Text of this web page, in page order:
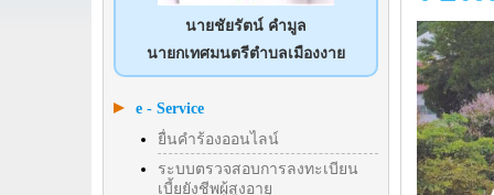
นายชัยรัตน์ คำมูล
นายกเทศมนตรีตำบลเมืองงาย
e - Service
ยื่นคำร้องออนไลน์
ระบบตรวจสอบการลงทะเบียน
เบี้ยยังชีพผู้สูงอายุ